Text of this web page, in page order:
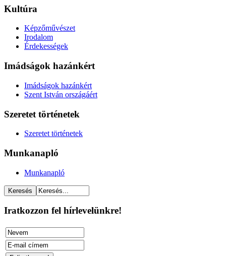
Kultúra
Képzőművészet
Irodalom
Érdekességek
Imádságok hazánkért
Imádságok hazánkért
Szent István országáért
Szeretet történetek
Szeretet történetek
Munkanapló
Munkanapló
Iratkozzon fel hírlevelünkre!